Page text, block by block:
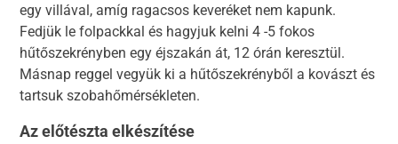
egy villával, amíg ragacsos keveréket nem kapunk.
Fedjük le folpackkal és hagyjuk kelni 4 -5 fokos
hűtőszekrényben egy éjszakán át, 12 órán keresztül.
Másnap reggel vegyük ki a hűtőszekrényből a kovászt és
tartsuk szobahőmérsékleten.
Az előtészta elkészítése